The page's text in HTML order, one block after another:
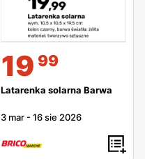
19 99
Latarenka solarna Barwa
3 mar -16 sie 2026